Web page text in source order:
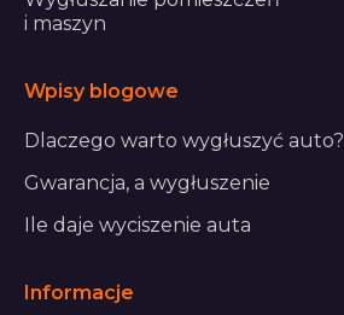
i maszyn
Wpisy blogowe
Dlaczego warto wygłuszyć auto?
Gwarancja, a wygłuszenie
Ile daje wyciszenie auta
Informacje